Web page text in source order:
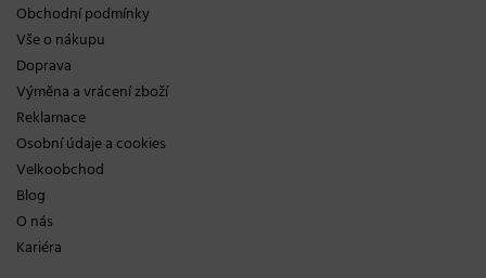
Obchodní podmínky
Vše o nákupu
Doprava
Výměna a vrácení zboží
Reklamace
Osobní údaje a cookies
Velkoobchod
Blog
O nás
Kariéra